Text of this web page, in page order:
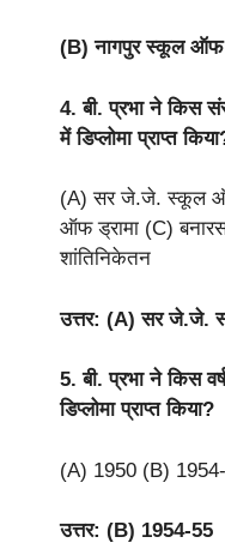
(B) नागपुर स्कूल ऑफ
4. बी. प्रभा ने किस
में डिप्लोमा प्राप्त
(A) सर जे.जे. स्कूल
ऑफ ड्रामा (C) बनारस
शांतिनिकेतन
उत्तर: (A) सर जे.जे.
5. बी. प्रभा ने किस
डिप्लोमा प्राप्त किया?
(A) 1950 (B)
उत्तर: (B) 1954-55